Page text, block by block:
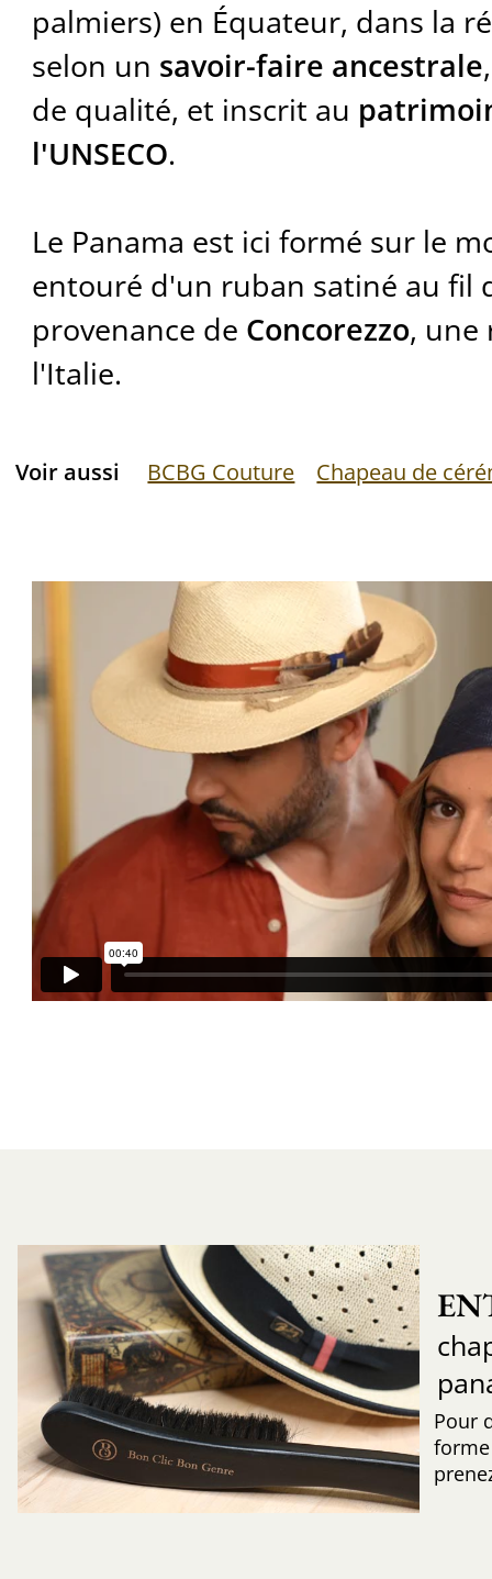
palmiers) en Équateur, dans la
selon un savoir-faire ancestrale
de qualité, et inscrit au
l'UNSECO.
Le Panama est ici formé sur le
entouré d'un ruban satiné au fil
provenance de Concorezzo, une
l'Italie.
Voir aussi BCBG Couture Chapeau de
Pour